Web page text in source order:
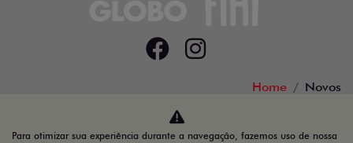
Home Novos
Desacelere. Seu bem maior é a vida.
Para otimizar sua experiência durante a navegação, fazemos uso de nossa